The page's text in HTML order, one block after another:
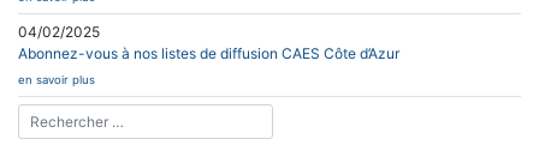
04/02/2025
Abonnez-vous à nos listes de diffusion CAES Côte d’Azur
en savoir plus